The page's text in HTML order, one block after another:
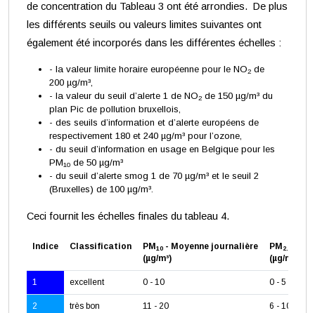
de concentration du Tableau 3 ont été arrondies. De plus
les différents seuils ou valeurs limites suivantes ont
également été incorporés dans les différentes échelles :
- la valeur limite horaire européenne pour le NO2 de
200 µg/m³,
- la valeur du seuil d’alerte 1 de NO2 de 150 µg/m³ du
plan Pic de pollution bruxellois,
- des seuils d’information et d’alerte européens de
respectivement 180 et 240 µg/m³ pour l’ozone,
- du seuil d’information en usage en Belgique pour les
PM10 de 50 µg/m³
- du seuil d’alerte smog 1 de 70 µg/m³ et le seuil 2
(Bruxelles) de 100 µg/m³.
Ceci fournit les échelles finales du tableau 4.
Indice Classification PM10 - Moyenne journalière
(µg/m³)
PM 2.5
(µg/m³)
1 excellent 0 - 10 0 - 5
2 très bon 11 - 20 6 - 10